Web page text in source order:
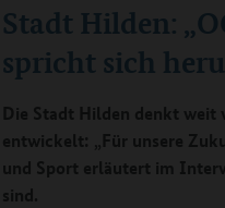
Stadt Hilden:
spricht sich
Die Stadt Hilden denkt weit
entwickelt: „Für unsere
und Sport erläutert im
sind.